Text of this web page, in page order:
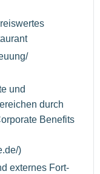
und
durch
Benefits
)
externes Fort-